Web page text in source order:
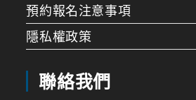
預約報名注意事項
隱私權政策
聯絡我們